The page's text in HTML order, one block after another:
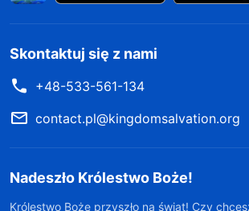
Skontaktuj się z nami
+48-533-561-134
contact.pl@kingdomsalvation.org
Nadeszło Królestwo Boże!
Królestwo Boże przyszło na świat! Czy